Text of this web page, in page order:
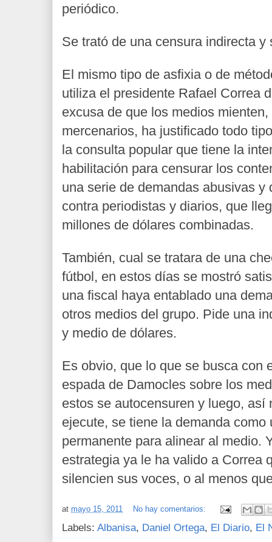
periódico.
Se trató de una censura indirecta
El mismo tipo de asfixia o de
utiliza el presidente Rafael Correa
excusa de que los medios
mercenarios, ha justificado todo
la consulta popular que tiene la
habilitación para censurar los
una serie de demandas abusivas y
contra periodistas y diarios, que
millones de dólares combinadas.
También, cual se tratara de una
fútbol, en estos días se mostró
una fiscal haya entablado una
otros medios del grupo. Pide una
y medio de dólares.
Es obvio, que lo que se busca con
espada de Damocles sobre los
estos se autocensuren y luego, así
ejecute, se tiene la demanda como
permanente para alinear al medio.
estrategia ya le ha valido a Correa
silencien sus voces, o al menos
at mayo 15, 2011 No hay comentarios:
Labels: Albanisa, Daniel Ortega, El Diario, El